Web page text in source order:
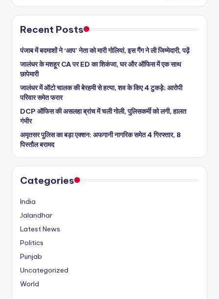
Recent Posts
पंजाब में बदमाशों ने ‘आप’ नेता को मारी गोलियां, इस गैंग ने ली जिम्मेदारी, पढ़ें
जालंधर के मशहूर CA पर ED का शिकंजा, घर और ऑफिस में एक साथ
छापेमारी
जालंधर में ऑटो चालक की बेरहमी से हत्या, शव के किए 4 टुकड़े; आरोपी
परिवार समेत फरार
DCP ऑफिस की असलहा ब्रांच में चली गोली, पुलिसकर्मी को लगी, हालत
गंभीर
अमृतसर पुलिस का बड़ा एक्शन: अफगानी नागरिक समेत 4 गिरफ्तार, 8
पिस्तौल बरामद
Categories
India
Jalandhar
Latest News
Politics
Punjab
Uncategorized
World